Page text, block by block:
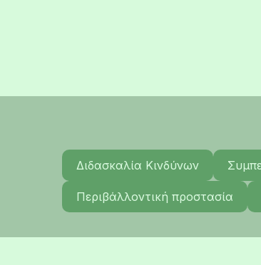
Διδασκαλία Κινδύνων
Περιβάλλοντική προστασία